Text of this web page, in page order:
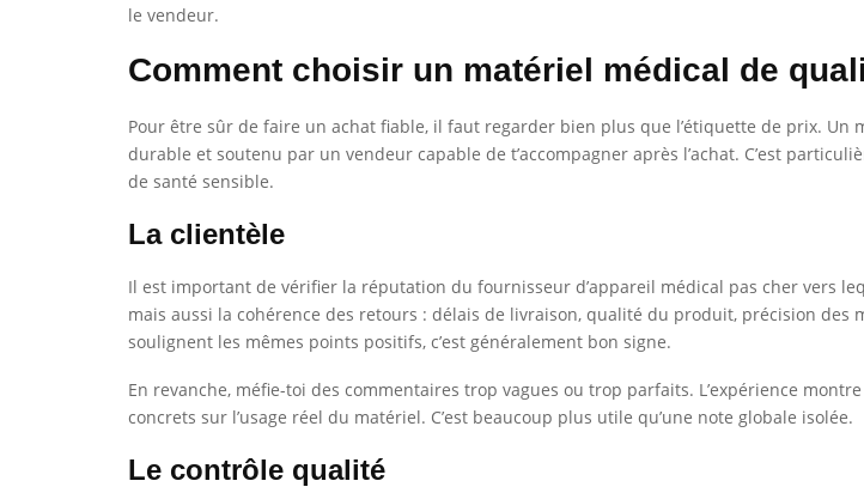
le vendeur.
Comment choisir un matériel médical de
Pour être sûr de faire un achat fiable, il faut regarder bien plus que l’étiquette de prix. Un
durable et soutenu par un vendeur capable de t’accompagner après l’achat. C’est
de santé sensible.
La clientèle
Il est important de vérifier la réputation du fournisseur d’appareil médical pas cher vers
mais aussi la cohérence des retours : délais de livraison, qualité du produit, précision
soulignent les mêmes points positifs, c’est généralement bon signe.
En revanche, méfie-toi des commentaires trop vagues ou trop parfaits. L’expérience
concrets sur l’usage réel du matériel. C’est beaucoup plus utile qu’une note globale isolée.
Le contrôle qualité